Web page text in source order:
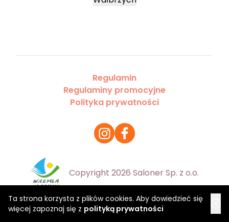
Ta strona korzysta z plików cookies. Aby dowiedzieć się
więcej zapoznaj się z polityką prywatności
Regulamin
Regulaminy promocyjne
Polityka prywatności
Copyright 2026 Saloner Sp. z o.o.